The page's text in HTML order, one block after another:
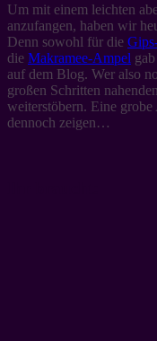
Um mit einem leichten
anzufangen, haben wir
Denn sowohl für die
die Makramee-Ampel
auf dem Blog. Wer also
großen Schritten
weiterstöbern. Eine
dennoch zeigen…